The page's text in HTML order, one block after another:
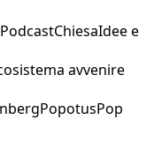
PodcastChiesaIdee e
avvenire
PopotusPop